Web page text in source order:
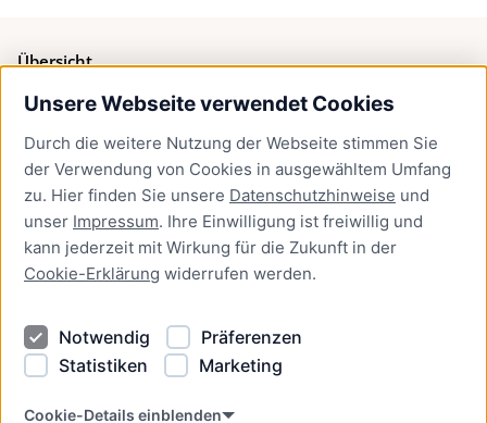
Unsere Webseite verwendet Cookies
Durch die weitere Nutzung der Webseite stimmen Sie
der Verwendung von Cookies in ausgewähltem Umfang
zu. Hier finden Sie unsere Datenschutzhinweise und
unser Impressum. Ihre Einwilligung ist freiwillig und
kann jederzeit mit Wirkung für die Zukunft in der
Cookie-Erklärung widerrufen werden.
Notwendig
Präferenzen
Statistiken
Marketing
Cookie-Details einblenden
Übersicht
Bürgerservice
Presse
Newsletter Lübeck:kompakt
Kontakt
Kontakt
Datenschutzhinweise
Barrierefreiheit
Cookie Erklärung